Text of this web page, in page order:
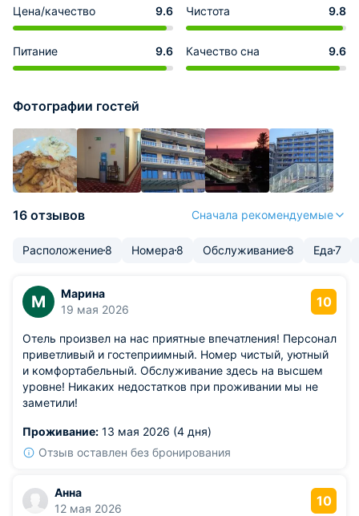
Цена/качество 9.6 Чистота 9.8
Питание 9.6 Качество сна 9.6
Фотографии гостей
16 отзывов Сначала рекомендуемые
Расположение8 Номера 8 Обслуживание8 Еда7
М
Марина
19 мая 2026
10
Отель произвел на нас приятные впечатления! Персонал
приветливый и гостеприимный. Номер чистый, уютный
и комфортабельный. Обслуживание здесь на высшем
уровне! Никаких недостатков при проживании мы не
заметили!
Проживание: 13 мая 2026 (4 дня)
Отзыв оставлен без бронирования
Анна
12 мая 2026
10